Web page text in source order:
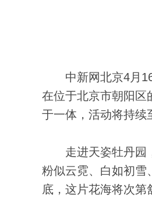
中新网北京4月16
在位于北京市朝阳区
于一体，活动将持续
走进天姿牡丹园，
粉似云霓、白如初雪
底，这片花海将次第